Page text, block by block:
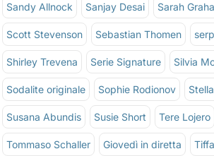
Sandy Allnock Sanjay Desai Sarah
Scott Stevenson Sebastian Thomen
Shirley Trevena Serie Signature Silvia
Sodalite originale Sophie Rodionov
Susana Abundis Susie Short Tere Lojero
Tommaso Schaller Giovedì in diretta